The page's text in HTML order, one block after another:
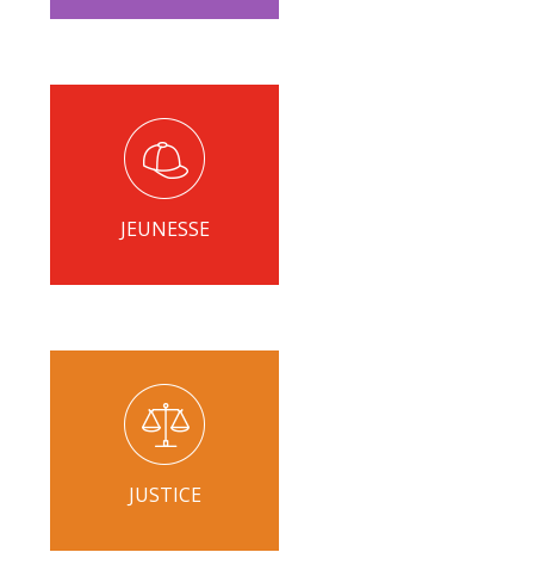
JEUNESSE
JUSTICE